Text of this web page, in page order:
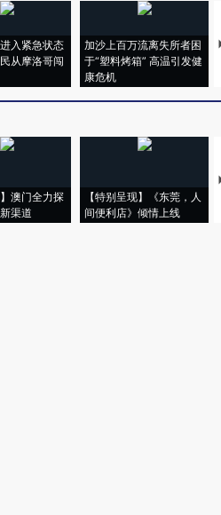
入紧急状态
从摩洛哥闯
加沙上百万流离失所者困
于“塑料烤箱” 高温引发健
康危机
】澳门全力探
渠道
【特别呈现】《东莞，人
间便利店》倾情上线